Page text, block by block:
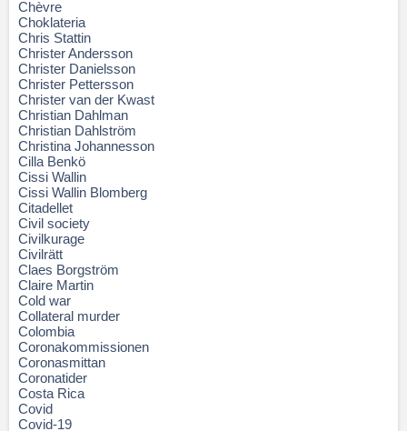
Chèvre
Choklateria
Chris Stattin
Christer Andersson
Christer Danielsson
Christer Pettersson
Christer van der Kwast
Christian Dahlman
Christian Dahlström
Christina Johannesson
Cilla Benkö
Cissi Wallin
Cissi Wallin Blomberg
Citadellet
Civil society
Civilkurage
Civilrätt
Claes Borgström
Claire Martin
Cold war
Collateral murder
Colombia
Coronakommissionen
Coronasmittan
Coronatider
Costa Rica
Covid
Covid-19